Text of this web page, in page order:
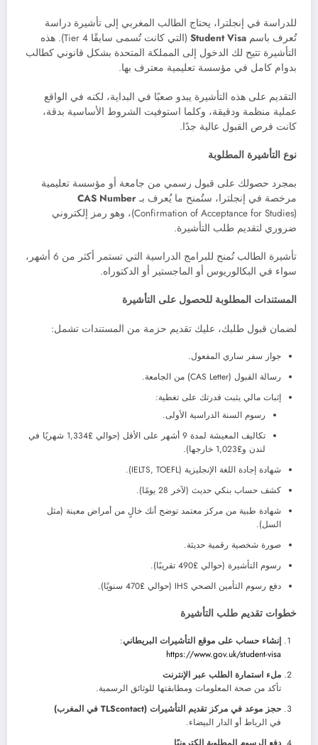
للدراسة في إنجلترا، يحتاج الطالب المغربي إلى تأشيرة دراسة
تُعرف باسم Student Visa
(التي كانت تُسمى سابقًا Tier 4). هذه
التأشيرة تتيح لك الدخول إلى المملكة المتحدة بشكل قانوني كطالب
بدوام كامل في مؤسسة تعليمية معترف بها.
التقديم على هذه التأشيرة يبدو صعبًا في البداية، لكنه في الواقع
عملية منظمة ودقيقة، وكلما استوفيت الشروط الأساسية بدقة،
كانت فرص القبول عالية جدًا.
نوع التأشيرة المطلوبة
بمجرد حصولك على قبول رسمي من جامعة أو مؤسسة تعليمية
مرخصة في إنجلترا، ستُمنح ما يُعرف بـCAS Number
(Confirmation of Acceptance for Studies)، وهو رمز إلكتروني
ضروري لتقديم طلب التأشيرة.
تأشيرة الطالب تُمنح للبرامج الدراسية التي تستمر أكثر من 6 أشهر،
سواء في البكالوريوس أو الماجستير أو الدكتوراه.
المستندات المطلوبة للحصول على التأشيرة
لضمان قبول طلبك، عليك تقديم حزمة من المستندات تشمل:
جواز سفر ساري المفعول.
رسالة القبول (CAS Letter) من الجامعة.
إثبات مالي يثبت قدرتك على تغطية:
رسوم السنة الدراسية الأولى.
تكاليف المعيشة لمدة 9 أشهر على الأقل (حوالي £1,334 شهريًا في
لندن و£1,023 خارجها).
شهادة إجادة اللغة الإنجليزية (IELTS, TOEFL).
كشف حساب بنكي حديث (لآخر 28 يومًا).
شهادة طبية من مركز معتمد توضح أنك خالٍ من أمراض معينة (مثل
السل).
صورة شخصية رقمية حديثة.
رسوم التأشيرة (حوالي £490 تقريبًا).
دفع رسوم التأمين الصحي IHS (حوالي £470 سنويًا).
خطوات تقديم طلب التأشيرة
إنشاء حساب على موقع التأشيرات البريطاني:
https://www.gov.uk/student-visa
ملء استمارة الطلب عبر الإنترنت
تأكد من صحة المعلومات ومطابقتها للوثائق الرسمية.
حجز موعد في مركز تقديم التأشيرات (TLScontact في المغرب)
في الرباط أو الدار البيضاء.